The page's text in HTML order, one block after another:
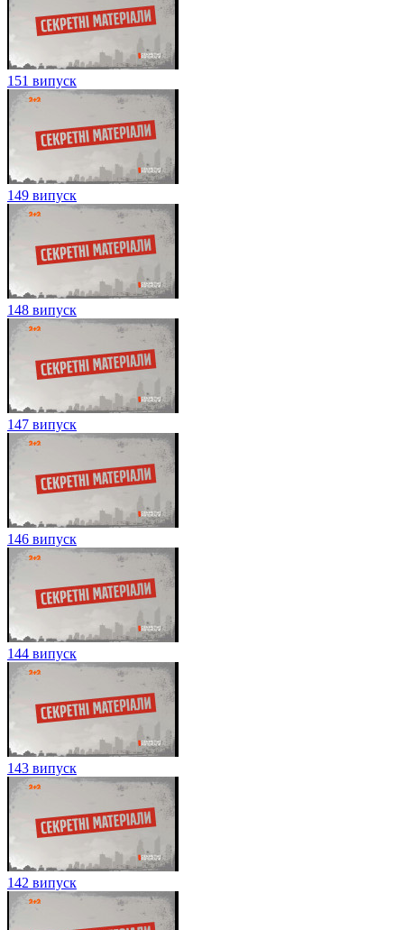
151 випуск
149 випуск
148 випуск
147 випуск
146 випуск
144 випуск
143 випуск
142 випуск